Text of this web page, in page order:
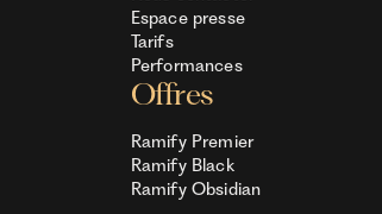
Espace presse
Tarifs
Performances
Offres
Ramify Premier
Ramify Black
Ramify Obsidian